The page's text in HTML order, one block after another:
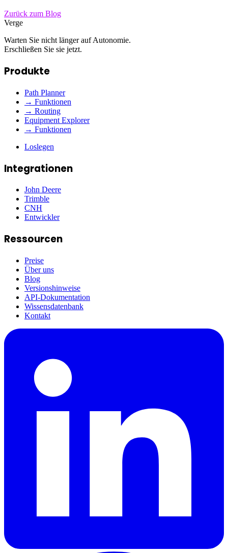
Zurück zum Blog
Verge
Warten Sie nicht länger auf Autonomie.
Erschließen Sie sie jetzt.
Produkte
Path Planner
→ Funktionen
→ Routing
Equipment Explorer
→ Funktionen
Loslegen
Integrationen
John Deere
Trimble
CNH
Entwickler
Ressourcen
Preise
Über uns
Blog
Versionshinweise
API-Dokumentation
Wissensdatenbank
Kontakt